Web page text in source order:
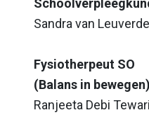
Sandra van
Fysiotherpeut SO
(Balans in
Ranjeeta Debi